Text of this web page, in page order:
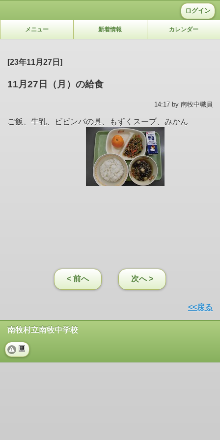
ログイン
メニュー 新着情報 カレンダー
[23年11月27日]
11月27日（月）の給食
14:17 by 南牧中職員
ご飯、牛乳、ビビンバの具、もずくスープ、みかん
< 前へ 次へ >
<<戻る
南牧村立南牧中学校